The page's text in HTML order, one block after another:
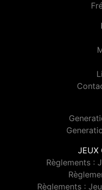
JEUX
Règlements :
Règlements :